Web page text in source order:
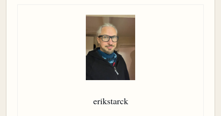
erikstarck